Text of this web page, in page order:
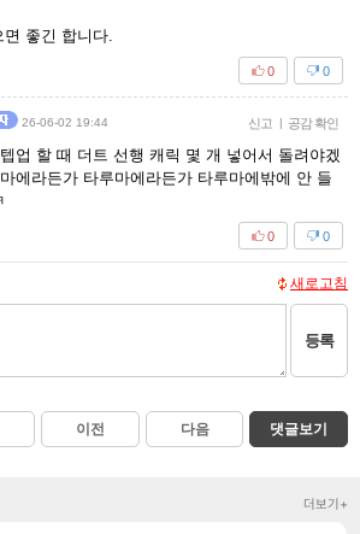
좋긴 합니다.
0
0
26-06-02 19:44 신고 | 공감 확인
업 할 때 더트 선행 캐릭 몇 개 넣어서 돌려야겠
에라든가 타루마에라든가 타루마에밖에 안 들
0
0
새로고침
등록
이전 다음 댓글보기
더보기+